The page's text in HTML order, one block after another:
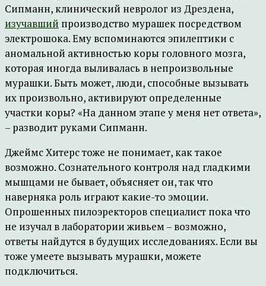
Сипманн, клинический невролог из Дрездена,
изучавший производство мурашек посредством
электрошока. Ему вспоминаются эпилептики с
аномальной активностью коры головного мозга,
которая иногда выливалась в непроизвольные
мурашки. Быть может, люди, способные вызывать
их произвольно, активируют определенные
участки коры? «На данном этапе у меня нет ответа»,
– разводит руками Сипманн.
Джеймс Хитерс тоже не понимает, как такое
возможно. Сознательного контроля над гладкими
мышцами не бывает, объясняет он, так что
наверняка роль играют какие-то эмоции.
Опрошенных пилоэректоров специалист пока что
не изучал в лаборатории живьем – возможно,
ответы найдутся в будущих исследованиях. Если вы
тоже умеете вызывать мурашки, можете
подключиться.